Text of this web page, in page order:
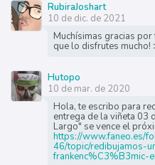
RubiraJoshart
10 de dic. de 2021
Muchísimas gracias por
que lo disfrutes mucho!
Hutopo
10 de mar. de 2020
Hola, te escribo para
entrega de la viñeta 03
Largo" se vence el
https://www.faneo.es/
46/topic/redibujamos-